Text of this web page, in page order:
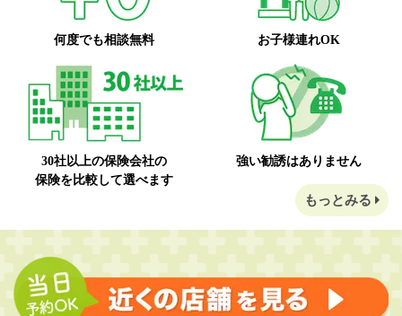
何度でも相談無料 お子様連れOK
30社以上の保険会社の
保険を比較して選べます
強い勧誘はありません
もっとみる